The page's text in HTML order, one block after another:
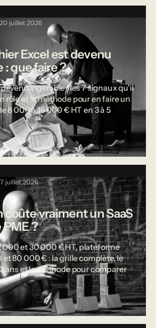
20 juillet 2026
Excel est devenu
: que faire ?
ingérable : les 7 signaux qu'il
rôle et la méthode pour en faire un
8 000 à 15 000 € HT en 3 à 5
juillet 2026
coûte vraiment un SaaS
?
000 et 30 000 € HT, plateforme
80 000 € : la grille complète, le
ans et la méthode pour comparer